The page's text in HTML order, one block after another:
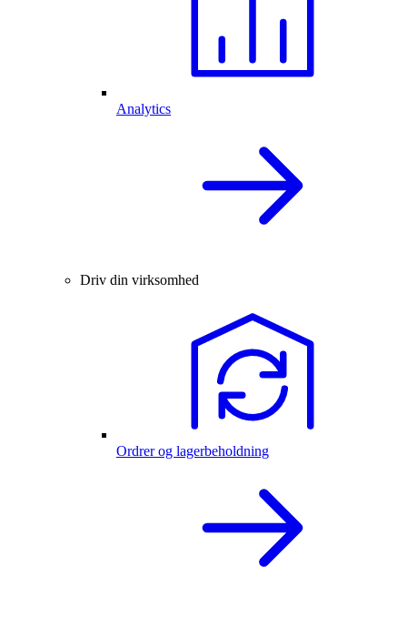
Analytics
Driv din virksomhed
Ordrer og lagerbeholdning